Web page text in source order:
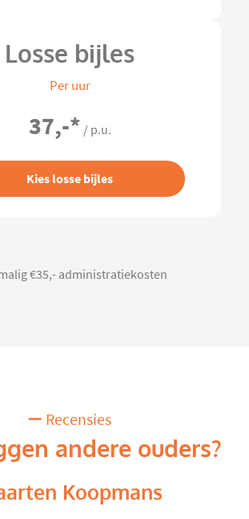
Losse bijles
Per uur
37,-* / p.u.
Kies losse bijles
€35,- administratiekosten
Recensies
andere ouders?
Koopmans